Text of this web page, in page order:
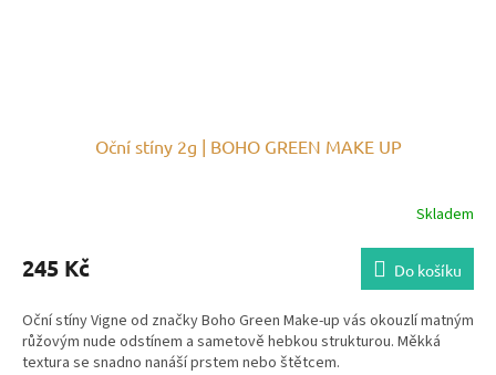
Oční stíny 2g | BOHO GREEN MAKE UP
Skladem
245 Kč Do košíku
Oční stíny Vigne od značky Boho Green Make-up vás okouzlí matným
růžovým nude odstínem a sametově hebkou strukturou. Měkká
textura se snadno nanáší prstem nebo štětcem.